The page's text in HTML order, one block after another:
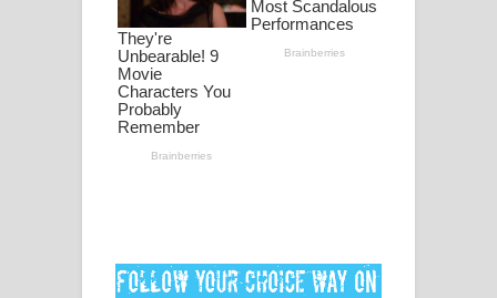
Ankeliya Song Lyrics - අංකෙළිය ගීතයේ
පද පෙළ
DEAR GOD Song Lyrics - ඩියර් ගෝඩ්
මනමාල කතා ගීතයේ පද පෙළ